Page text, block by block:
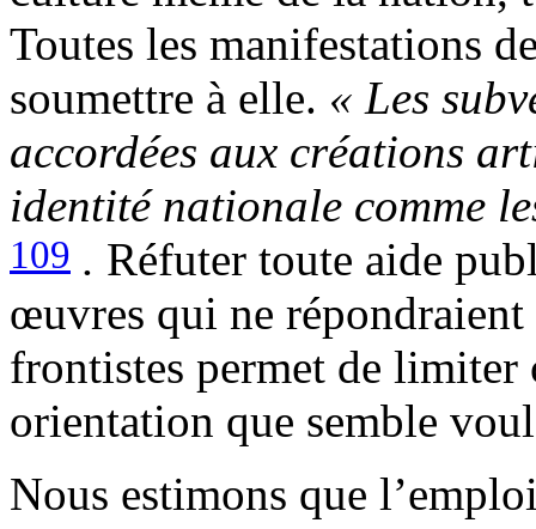
Toutes les manifestations
soumettre à elle. « Les
accordées aux créations
identité nationale comme
109 . Réfuter toute aide
œuvres qui ne répondraient
frontistes permet de limiter
orientation que semble
Nous estimons que